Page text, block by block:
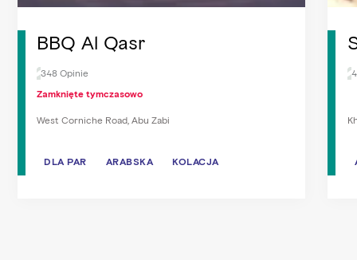
BBQ Al Qasr
348 Opinie
Zamknięte tymczasowo
West Corniche Road, Abu Zabi
DLA PAR ARABSKA KOLACJA
DLA PAR ARABSKA KOLACJA